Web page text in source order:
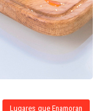
Lugares que Enamoran